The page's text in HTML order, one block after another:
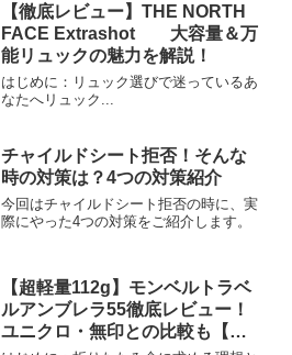
【徹底レビュー】THE NORTH
FACE Extrashot 大容量＆万
能リュックの魅力を解説！
はじめに：リュック選びで迷っているあ
なたへリュック...
チャイルドシート拒否！そんな
時の対策は？4つの対策紹介
今回はチャイルドシート拒否の時に、実
際にやった4つの対策をご紹介します。
【超軽量112g】モンベルトラベ
ルアンブレラ55徹底レビュー！
ユニクロ・無印との比較も【折